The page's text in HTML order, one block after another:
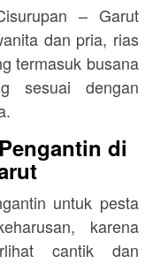
– Garut
dan pria, rias
termasuk busana
sesuai dengan
di
untuk pesta
karena
cantik dan